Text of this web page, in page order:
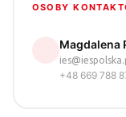
OSOBY
Magdalena
+48 669 788